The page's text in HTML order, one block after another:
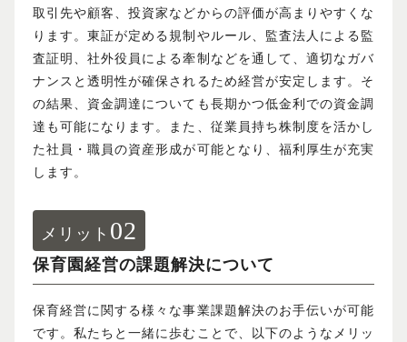
取引先や顧客、投資家などからの評価が高まりやすくな
ります。東証が定める規制やルール、監査法人による監
査証明、社外役員による牽制などを通して、適切なガバ
ナンスと透明性が確保されるため経営が安定します。そ
の結果、資金調達についても長期かつ低金利での資金調
達も可能になります。また、従業員持ち株制度を活かし
た社員・職員の資産形成が可能となり、福利厚生が充実
します。
メリット 02
保育園経営の課題解決について
保育経営に関する様々な事業課題解決のお手伝いが可能
です。私たちと一緒に歩むことで、以下のようなメリッ